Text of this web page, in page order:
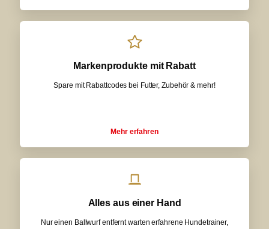
Markenprodukte mit Rabatt
Spare mit Rabattcodes bei Futter, Zubehör & mehr!
Mehr erfahren
Alles aus einer Hand
Nur einen Ballwurf entfernt warten erfahrene Hundetrainer,